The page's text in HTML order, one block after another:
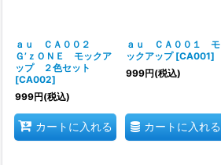
ａｕ ＣＡ００２
Ｇ’ｚＯＮＥ モックア
ップ ２色セット
[CA002]
999円(税込)
カートに入れる
ａｕ ＣＡ００１ モ
ックアップ [CA001]
999円(税込)
カートに入れる